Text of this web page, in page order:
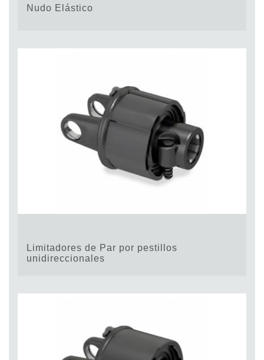
Nudo Elástico
Limitadores de Par por pestillos
unidireccionales